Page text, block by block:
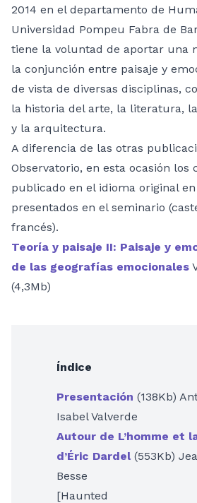
2014 en el departamento de
Universidad Pompeu Fabra de
tiene la voluntad de aportar una
la conjunción entre paisaje y
de vista de diversas disciplinas,
la historia del arte, la literatura,
y la arquitectura.
A diferencia de las otras
Observatorio, en esta ocasión los
publicado en el idioma original
presentados en el seminario
francés).
Teoría y paisaje II: Paisaje y
de las geografías emocionales
(4,3Mb)
Índice
Presentación (138Kb)
Isabel Valverde
Autour de L’homme et
d’Éric Dardel(553Kb)
Besse
[Haunted